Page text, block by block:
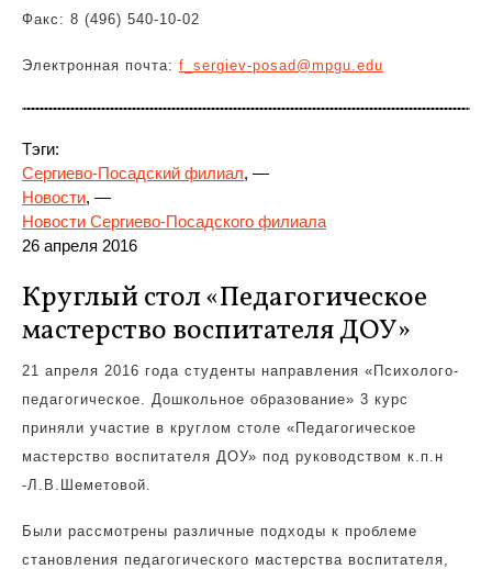
Факс: 8 (496) 540-10-02
Электронная почта: f_sergiev-posad@mpgu.edu
Тэги:
Сергиево-Посадский филиал, —
Новости, —
Новости Сергиево-Посадского филиала
26 апреля 2016
Круглый стол «Педагогическое
мастерство воспитателя ДОУ»
21 апреля 2016 года студенты направления «Психолого-
педагогическое. Дошкольное образование» 3 курс
приняли участие в круглом столе «Педагогическое
мастерство воспитателя ДОУ» под руководством к.п.н
-Л.В.Шеметовой.
Были рассмотрены различные подходы к проблеме
становления педагогического мастерства воспитателя,